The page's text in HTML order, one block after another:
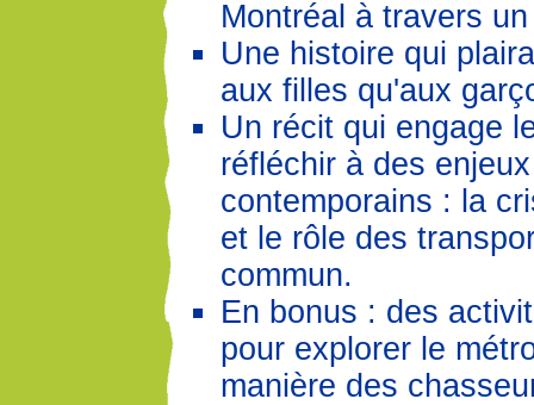
Montréal à travers
Une histoire qui
aux filles qu'aux
Un récit qui engage
réfléchir à des enjeux
contemporains : la
et le rôle des
commun.
En bonus : des
pour explorer le
manière des